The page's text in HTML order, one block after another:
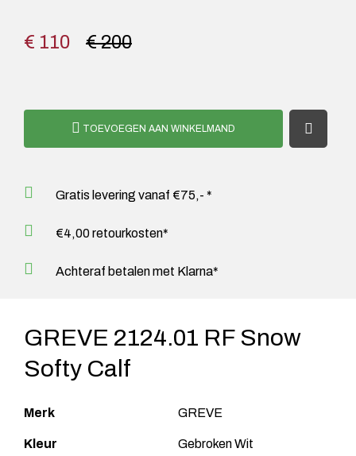
€ 200
€ 110
TOEVOEGEN AAN WINKELMAND
Gratis levering vanaf €75,- *
€4,00 retourkosten*
Achteraf betalen met Klarna*
GREVE 2124.01 RF Snow
Softy Calf
Merk GREVE
Kleur Gebroken Wit